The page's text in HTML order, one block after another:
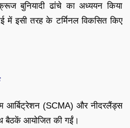
बुनियादी ढांचे का अध्ययन किया
में इसी तरह के टर्मिनल विकसित किए
आर्बिट्रेशन (SCMA) और नीदरलैंड्स
बैठकें आयोजित की गईं।